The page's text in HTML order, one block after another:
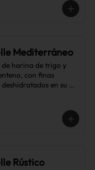
Mediterráneo
de harina de trigo y
con finas
en su
Rústico